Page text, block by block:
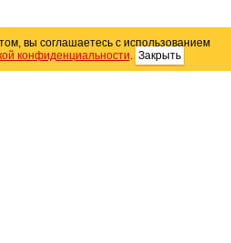
вы соглашаетесь с использованием
конфиденциальности. Закрыть